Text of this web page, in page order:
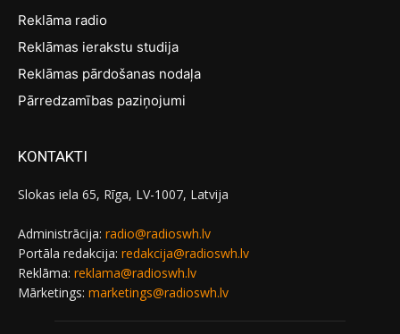
Reklāma radio
Reklāmas ierakstu studija
Reklāmas pārdošanas nodaļa
Pārredzamības paziņojumi
KONTAKTI
Slokas iela 65, Rīga, LV-1007, Latvija
Administrācija: radio@radioswh.lv
Portāla redakcija: redakcija@radioswh.lv
Reklāma: reklama@radioswh.lv
Mārketings: marketings@radioswh.lv